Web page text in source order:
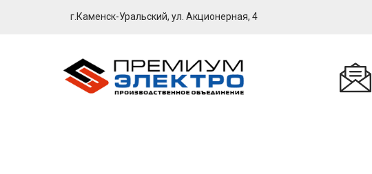
г.Каменск-Уральский, ул. Акционерная, 4